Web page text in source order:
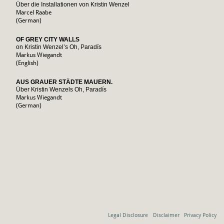
Über die Installationen von Kristin Wenzel
Marcel Raabe
(German)
OF GREY CITY WALLS
on Kristin Wenzel’s Oh, Paradís
Markus Wiegandt
(English)
AUS GRAUER STÄDTE MAUERN.
Über Kristin Wenzels Oh, Paradís
Markus Wiegandt
(German)
Legal Disclosure Disclaimer Privacy Policy